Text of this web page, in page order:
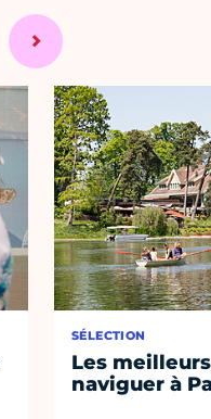
SÉLECTION
Les
naviguer à